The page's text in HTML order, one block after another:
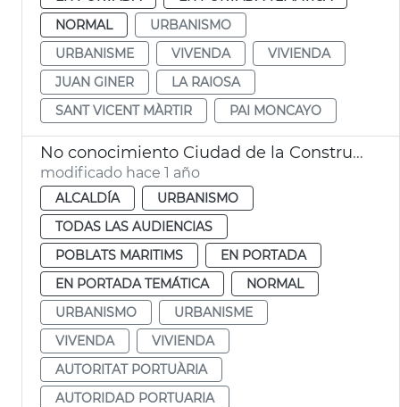
NORMAL
URBANISMO
URBANISME
VIVENDA
VIVIENDA
JUAN GINER
LA RAIOSA
SANT VICENT MÀRTIR
PAI MONCAYO
No conocimiento Ciudad de la Construcció
modificado hace 1 año
ALCALDÍA
URBANISMO
TODAS LAS AUDIENCIAS
POBLATS MARITIMS
EN PORTADA
EN PORTADA TEMÁTICA
NORMAL
URBANISMO
URBANISME
VIVENDA
VIVIENDA
AUTORITAT PORTUÀRIA
AUTORIDAD PORTUARIA